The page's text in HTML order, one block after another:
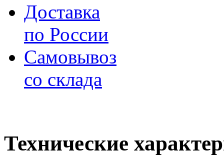
Доставка
по России
Самовывоз
со склада
Технические